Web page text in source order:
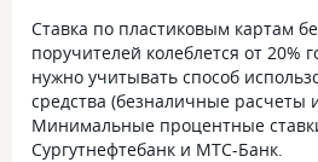
Ставка по пластиковым картам
поручителей колеблется от 20%
нужно учитывать способ
средства (безналичные расчеты
Минимальные процентные
Сургутнефтебанк и МТС-Банк.